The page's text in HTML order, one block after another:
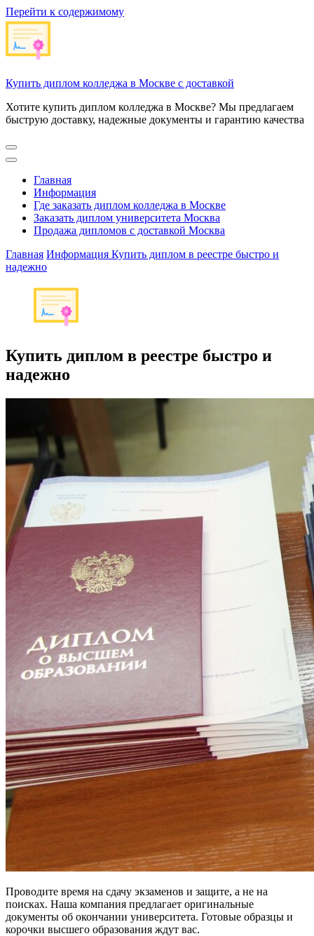
Перейти к содержимому
Купить диплом колледжа в Москве с доставкой
Хотите купить диплом колледжа в Москве? Мы предлагаем
быструю доставку, надежные документы и гарантию качества
Главная
Информация
Где заказать диплом колледжа в Москве
Заказать диплом университета Москва
Продажа дипломов с доставкой Москва
Главная Информация Купить диплом в реестре быстро и
надежно
Купить диплом в реестре быстро и
надежно
Проводите время на сдачу экзаменов и защите, а не на
поисках. Наша компания предлагает оригинальные
документы об окончании университета. Готовые образцы и
корочки высшего образования ждут вас.